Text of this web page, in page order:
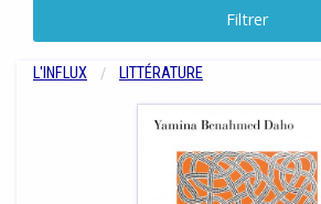
Filtrer
L'INFLUX LITTÉRATURE